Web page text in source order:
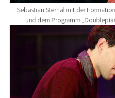
Sebastian Sternal mit der
und dem Programm
Show larger version for: